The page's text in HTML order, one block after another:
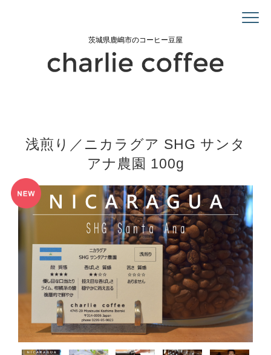
茨城県鹿嶋市のコーヒー豆屋
浅煎り／ニカラグア SHG サンタ
アナ農園 100g